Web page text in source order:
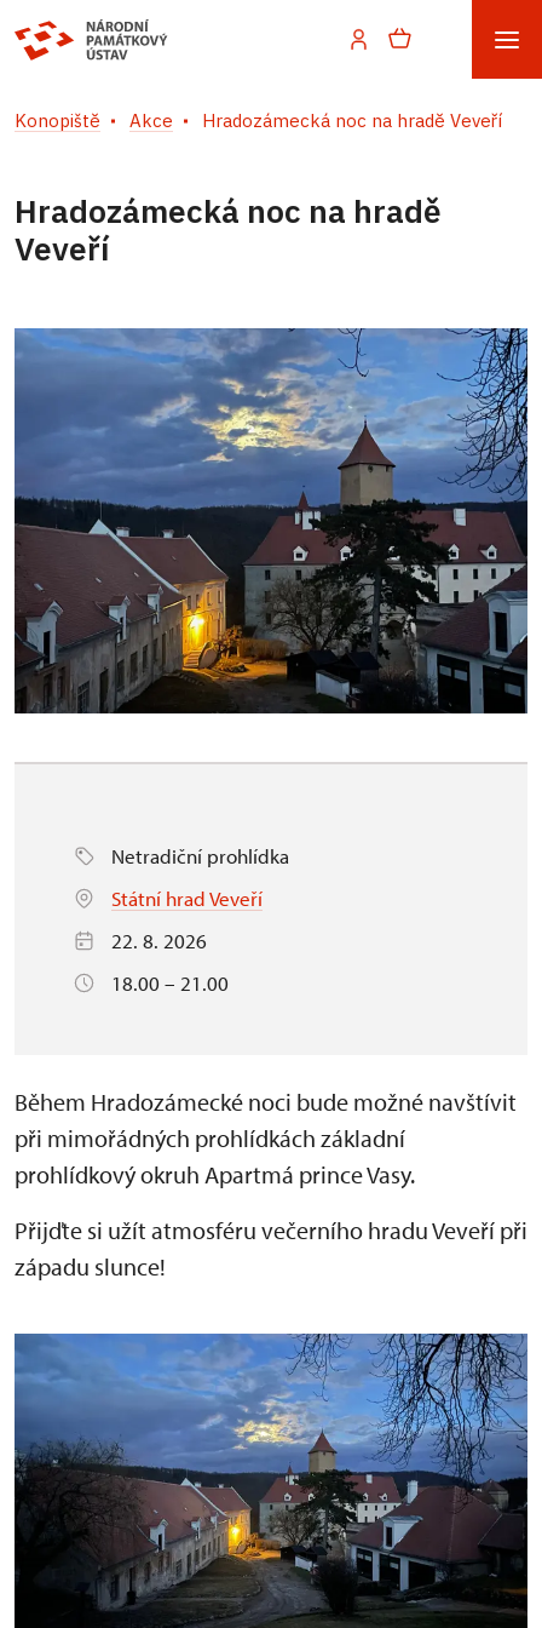
Konopiště Akce Hradozámecká noc na hradě Veveří
Hradozámecká noc na hradě
Veveří
Netradiční prohlídka
Státní hrad Veveří
22. 8. 2026
18.00 – 21.00
Během Hradozámecké noci bude možné navštívit
při mimořádných prohlídkách základní
prohlídkový okruh Apartmá prince Vasy.
Přijďte si užít atmosféru večerního hradu Veveří při
západu slunce!